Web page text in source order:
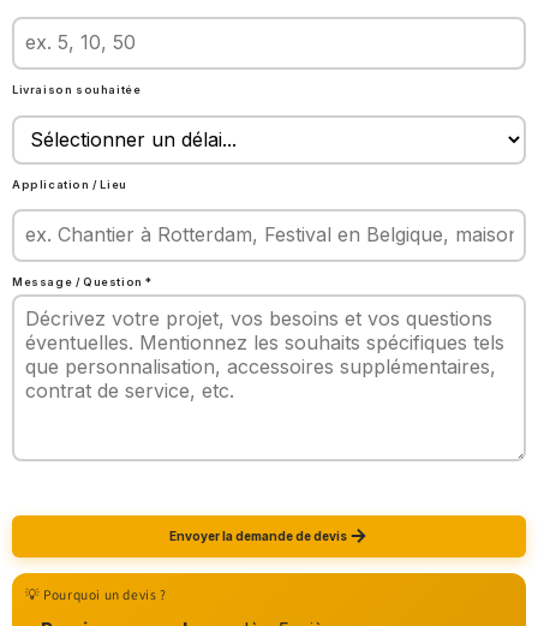
Livraison souhaitée
Application / Lieu
Message / Question *
Envoyer la demande de devis
💡 Pourquoi un devis ?